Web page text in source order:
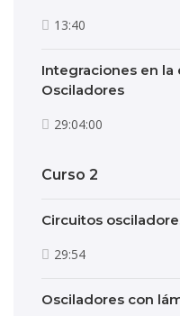
13:40
Integraciones en la
Osciladores
29:04:00
Curso 2
Circuitos
29:54
Osciladores con